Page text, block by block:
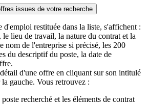
issues de votre recherche
d'emploi restituée dans la liste, s'affichent :
lieu de travail, la nature du contrat et la
nom de l'entreprise si précisé, les 200
du descriptif du poste, la date de
d'une offre en cliquant sur son intitulé
gauche. Vous retrouvez :
recherché et les éléments de contrat